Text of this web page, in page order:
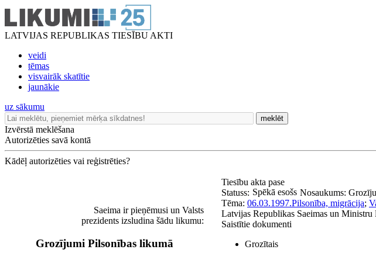
LATVIJAS REPUBLIKAS TIESĪBU AKTI
veidi
tēmas
visvairāk skatītie
jaunākie
uz sākumu
meklēt
Izvērstā meklēšana
Autorizēties savā kontā
Kādēļ autorizēties vai reģistrēties?
Saeima ir pieņēmusi un Valsts
prezidents izsludina šādu likumu:
Grozījumi Pilsonības likumā
Tiesību akta pase
Nosaukums:
Statuss: Spēkā esošs
06.03.1997.
Tēma: Pilsonība, migrācija;
Latvijas Republikas Saeimas un
Saistītie dokumenti
Grozītais